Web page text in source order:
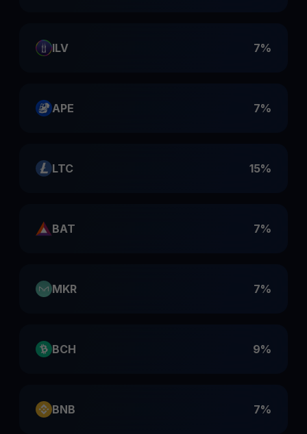
ILV 7%
APE 7%
LTC 15%
BAT 7%
MKR 7%
BCH 9%
BNB 7%